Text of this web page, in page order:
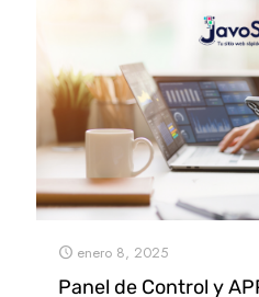
enero 8, 2025
Panel de Control y